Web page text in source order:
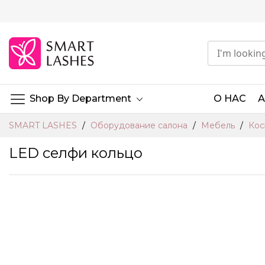
Shop By Department О НАС
SMART LASHES Оборудование салона Мебель
LED селфи кольцо